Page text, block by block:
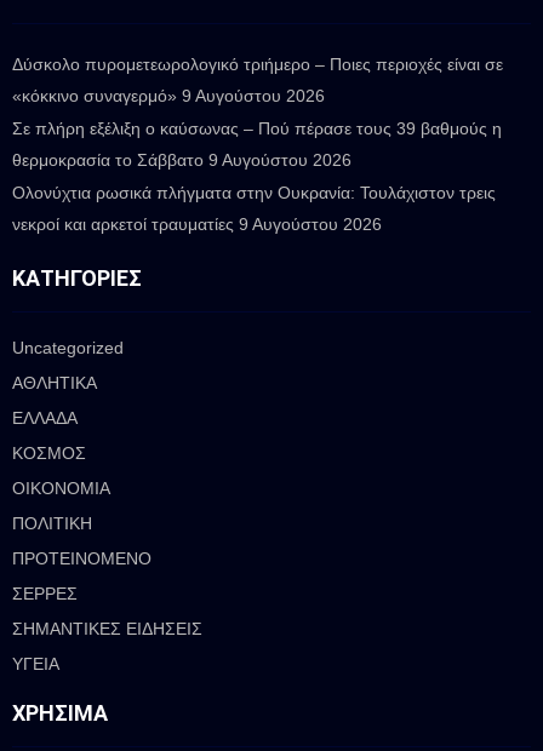
Δύσκολο πυρομετεωρολογικό τριήμερο – Ποιες περιοχές είναι σε
«κόκκινο συναγερμό» 9 Αυγούστου 2026
Σε πλήρη εξέλιξη ο καύσωνας – Πού πέρασε τους 39 βαθμούς η
θερμοκρασία το Σάββατο 9 Αυγούστου 2026
Ολονύχτια ρωσικά πλήγματα στην Ουκρανία: Τουλάχιστον τρεις
νεκροί και αρκετοί τραυματίες 9 Αυγούστου 2026
ΚΑΤΗΓΟΡΊΕΣ
Uncategorized
ΑΘΛΗΤΙΚΑ
ΕΛΛΑΔΑ
ΚΟΣΜΟΣ
ΟΙΚΟΝΟΜΙΑ
ΠΟΛΙΤΙΚΗ
ΠΡΟΤΕΙΝΟΜΕΝΟ
ΣΕΡΡΕΣ
ΣΗΜΑΝΤΙΚΕΣ ΕΙΔΗΣΕΙΣ
ΥΓΕΙΑ
ΧΡΉΣΙΜΑ